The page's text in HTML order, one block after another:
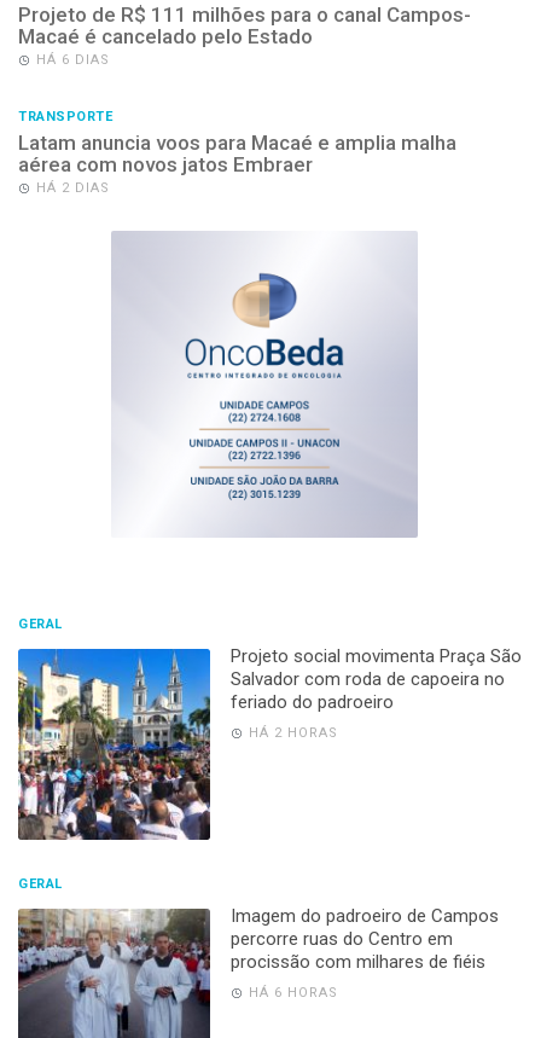
Projeto de R$ 111 milhões para o canal Campos-
Macaé é cancelado pelo Estado
HÁ 6 DIAS
TRANSPORTE
Latam anuncia voos para Macaé e amplia malha
aérea com novos jatos Embraer
HÁ 2 DIAS
GERAL
Projeto social movimenta Praça São
Salvador com roda de capoeira no
feriado do padroeiro
HÁ 2 HORAS
GERAL
Imagem do padroeiro de Campos
percorre ruas do Centro em
procissão com milhares de fiéis
HÁ 6 HORAS